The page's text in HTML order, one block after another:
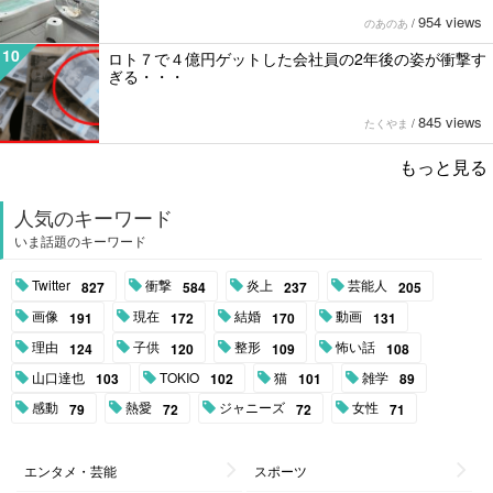
のあのあ / 954 views
10
ロト７で４億円ゲットした会社員の2年後の姿が衝撃す
ぎる・・・
たくやま / 845 views
もっと見る
人気のキーワード
いま話題のキーワード
Twitter 827 衝撃 584 炎上 237 芸能人 205
画像 191 現在 172 結婚 170 動画 131
理由 124 子供 120 整形 109 怖い話 108
山口達也 103 TOKIO 102 猫 101 雑学 89
感動 79 熱愛 72 ジャニーズ 72 女性 71
エンタメ・芸能 スポーツ